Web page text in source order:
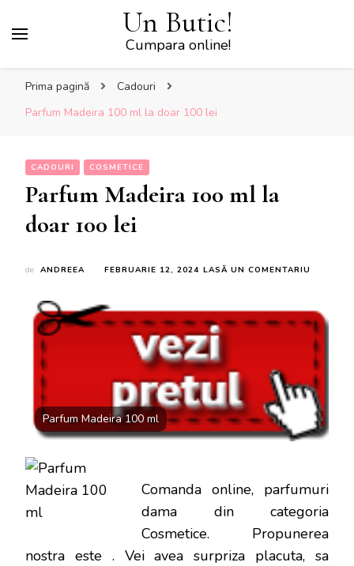
Un Butic!
Cumpara online!
Prima pagină
Cadouri
Parfum Madeira 100 ml la doar 100 lei
CADOURI COSMETICE
Parfum Madeira 100 ml la
doar 100 lei
de ANDREEA FEBRUARIE 12, 2024 LASĂ UN COMENTARIU
100
ML
LA
DOAR
100
LEI
Parfum Madeira 100 ml
Comanda online, parfumuri
dama din categoria
Cosmetice. Propunerea
nostra este . Vei avea surpriza placuta, sa